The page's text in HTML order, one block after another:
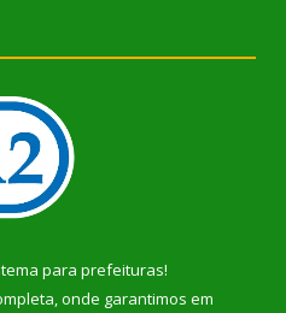
para prefeituras!
onde garantimos em